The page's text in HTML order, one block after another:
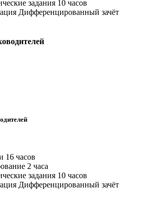
задания 10 часов
Дифференцированный зачёт
16 часов
2 часа
задания 10 часов
Дифференцированный зачёт